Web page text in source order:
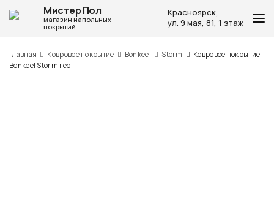
Мистер Пол
магазин напольных
покрытий
Красноярск,
ул. 9 мая, 81, 1 этаж
Каталог
Главная Ковровое покрытие Bonkeel Storm
Ковровое покрытие
Bonkeel Storm red